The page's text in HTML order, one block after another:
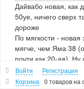
Дайвабо новая, как
50уе, ничего сверх
дороже
По мягкости - новая
мягче, чем Яма 38
почти как 20-ая).
подходом к
тупо охренеет от
Войти
Регистрация
Корзина
0 товаровна